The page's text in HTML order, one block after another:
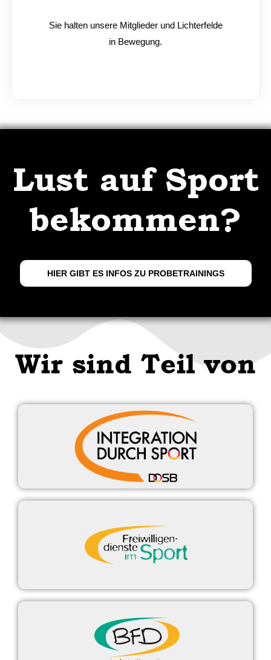
Sie halten unsere Mitglieder und Lichterfelde
in Bewegung.
Lust auf Sport
bekommen?
HIER GIBT ES INFOS ZU PROBETRAININGS
Wir sind Teil von